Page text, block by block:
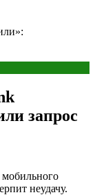
запрос
неудачу.